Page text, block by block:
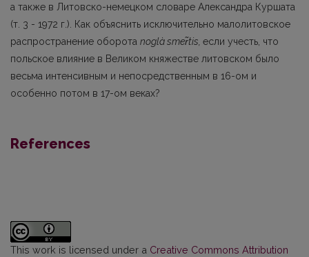
а также в Литовско-немецком словаре Александра Куршата
(т. 3 - 1972 г.). Как объяснить исключительно малоли­товское
распространение оборота noglà smer̃tis если учесть, что
польское влияние в Великом княжестве литовском было
весьма интенсивным и непосредственным в 16-ом и
особенно потом в 17-ом веках?
References
This work is licensed under a Creative Commons Attribution